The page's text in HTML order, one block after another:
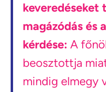
keveredéseket
magázódás és
kérdése: A
beosztottja
mindig elmegy